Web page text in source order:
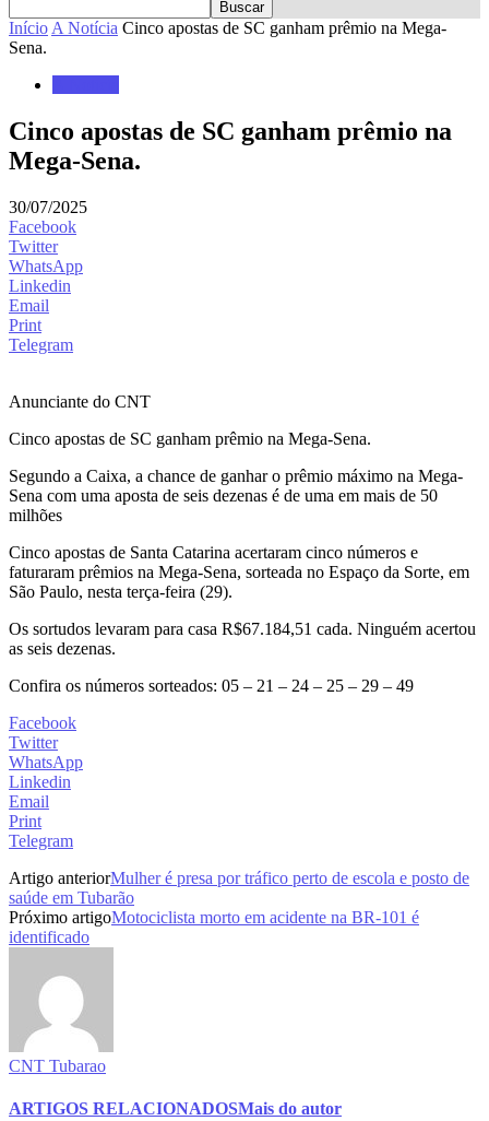
Início A Notícia Cinco apostas de SC ganham prêmio na Mega-
Sena.
Cinco apostas de SC ganham prêmio na
Mega-Sena.
30/07/2025
Facebook
Twitter
WhatsApp
Linkedin
Email
Print
Telegram
Anunciante do CNT
Cinco apostas de SC ganham prêmio na Mega-Sena.
Segundo a Caixa, a chance de ganhar o prêmio máximo na Mega-
Sena com uma aposta de seis dezenas é de uma em mais de 50
milhões
Cinco apostas de Santa Catarina acertaram cinco números e
faturaram prêmios na Mega-Sena, sorteada no Espaço da Sorte, em
São Paulo, nesta terça-feira (29).
Os sortudos levaram para casa R$67.184,51 cada. Ninguém acertou
as seis dezenas.
Confira os números sorteados: 05 – 21 – 24 – 25 – 29 – 49
Facebook
Twitter
WhatsApp
Linkedin
Email
Print
Telegram
Artigo anteriorMulher é presa por tráfico perto de escola e posto de
saúde em Tubarão
Próximo artigoMotociclista morto em acidente na BR-101 é
identificado
CNT Tubarao
ARTIGOS RELACIONADOSMais do autor